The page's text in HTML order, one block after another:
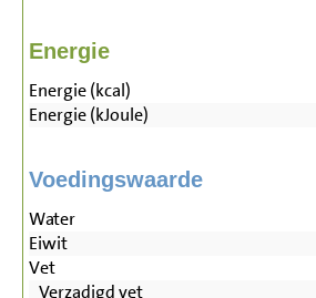
Energie
Energie (kcal)
Energie (kJoule)
Voedingswaarde
Water
Eiwit
Vet
Verzadigd vet